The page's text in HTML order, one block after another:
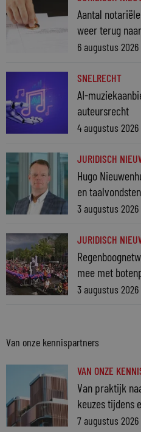
Aantal
weer terug
6 augustus 2026
SNELRECHT
AI-
auteursrecht
4 augustus 2026
JURIDISCH
Hugo
en taalvondsten
3 augustus 2026
JURIDISCH
mee met
3 augustus 2026
Van onze kennispartners
VAN ONZE
Van praktijk
keuzes tijdens
7 augustus 2026